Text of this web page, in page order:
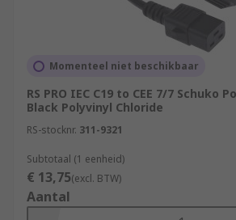
Momenteel niet beschikbaar
RS PRO IEC C19 to CEE 7/7 Schuko
Black Polyvinyl Chloride
RS-stocknr. 311-9321
Subtotaal (1 eenheid)
€ 13,75(excl. BTW)
Aantal